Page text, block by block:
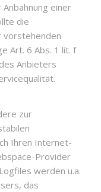
einer
die
vorstehenden
Art. 6 Abs. 1 lit. f
Anbieters
zur
Ihren Internet-
Provider
werden u.a.
das